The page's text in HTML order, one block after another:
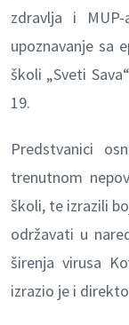
zdravlja i
upoznavanje sa
školi „Sveti
19.
Predstvanici
trenutnom
školi, te izrazili
održavati u
širenja virusa
izrazio je i